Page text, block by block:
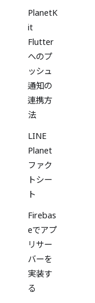
PlanetK
it
Flutter
へのプ
ッシュ
通知の
連携方
法
LINE
Planet
ファク
トシー
ト
Firebas
eでアプ
リサー
バーを
実装す
る